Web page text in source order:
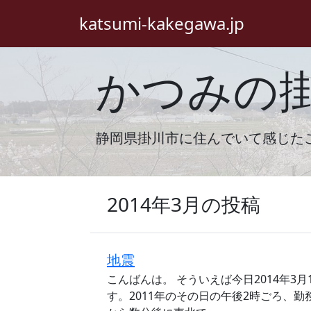
katsumi-kakegawa.jp
かつみの
静岡県掛川市に住んでいて感じた
2014年3月の投稿
地震
こんばんは。 そういえば今日2014年3
す。2011年のその日の午後2時ごろ、